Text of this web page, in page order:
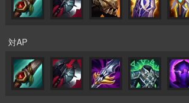
対AP